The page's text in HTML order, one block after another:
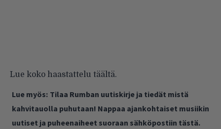
Lue koko haastattelu täältä.
Lue myös: Tilaa Rumban uutiskirje ja tiedät mistä
kahvitauolla puhutaan! Nappaa ajankohtaiset musiikin
uutiset ja puheenaiheet suoraan sähköpostiin tästä.